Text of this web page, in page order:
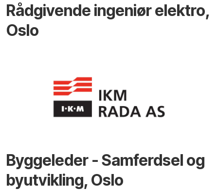
Rådgivende ingeniør elektro,
Oslo
Byggeleder - Samferdsel og
byutvikling, Oslo